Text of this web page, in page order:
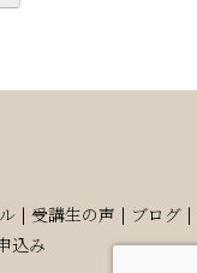
| 受講生の声 | ブログ|
込み